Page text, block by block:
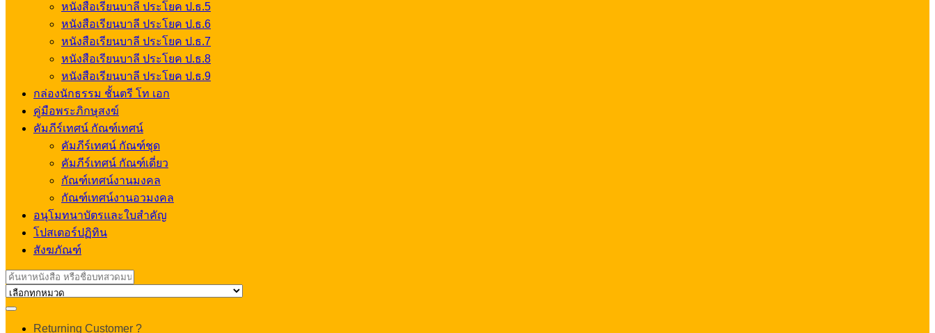
หนังสือเรียนบาลี ประโยค ป.ธ.5
หนังสือเรียนบาลี ประโยค ป.ธ.6
หนังสือเรียนบาลี ประโยค ป.ธ.7
หนังสือเรียนบาลี ประโยค ป.ธ.8
หนังสือเรียนบาลี ประโยค ป.ธ.9
กล่องนักธรรม ชั้นตรี โท เอก
คู่มือพระภิกษุสงฆ์
คัมภีร์เทศน์ กัณฑ์เทศน์
คัมภีร์เทศน์ กัณฑ์ชุด
คัมภีร์เทศน์ กัณฑ์เดี่ยว
กัณฑ์เทศน์งานมงคล
กัณฑ์เทศน์งานอวมงคล
อนุโมทนาบัตรและใบสำคัญ
โปสเตอร์ปฏิทิน
สังฆภัณฑ์
Search
for:
Returning Customer ?